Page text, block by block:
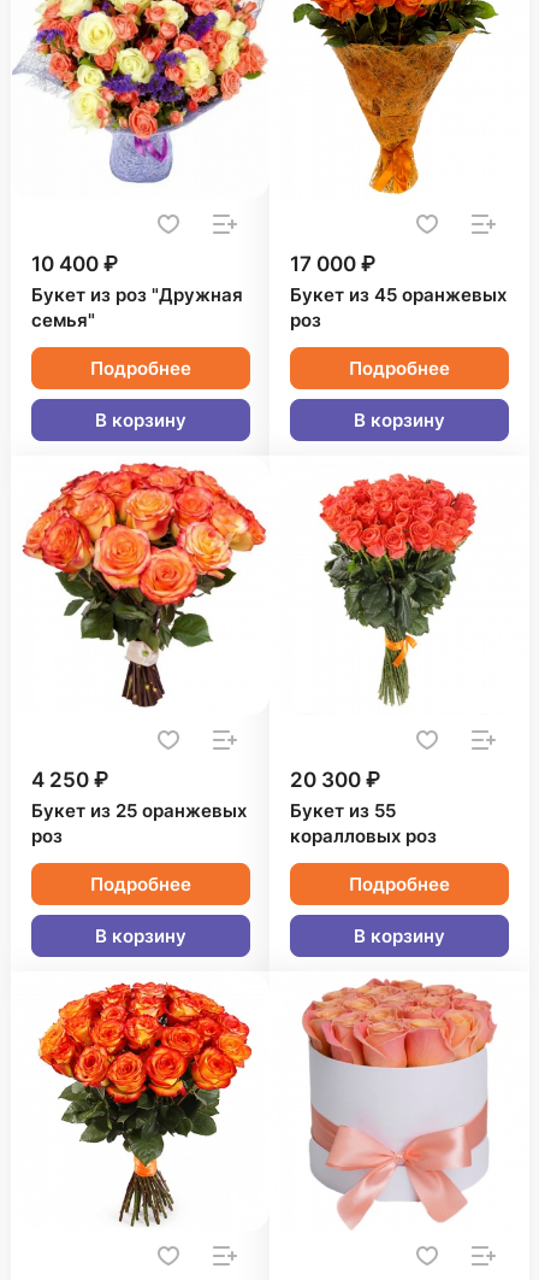
10 400 ₽
Букет из роз "Дружная
семья"
Подробнее
В корзину
17 000 ₽
Букет из 45 оранжевых
роз
Подробнее
В корзину
4 250 ₽
Букет из 25 оранжевых
роз
Подробнее
В корзину
20 300 ₽
Букет из 55
коралловых роз
Подробнее
В корзину